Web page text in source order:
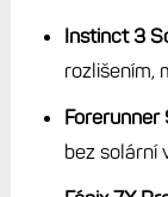
Instinct 3
rozlišením,
Forerunner
bez solární